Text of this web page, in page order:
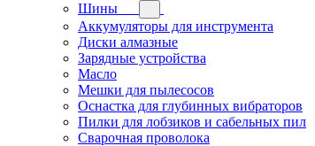
Шины
Аккумуляторы для инструмента
Диски алмазные
Зарядные устройства
Масло
Мешки для пылесосов
Оснастка для глубинных вибраторов
Пилки для лобзиков и сабельных пил
Сварочная проволока